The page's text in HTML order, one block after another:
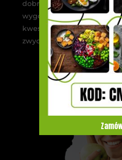
dobry sposób na
wygospodarowanie
kwestia to pozytywny
zwyczajów żywieniowych i